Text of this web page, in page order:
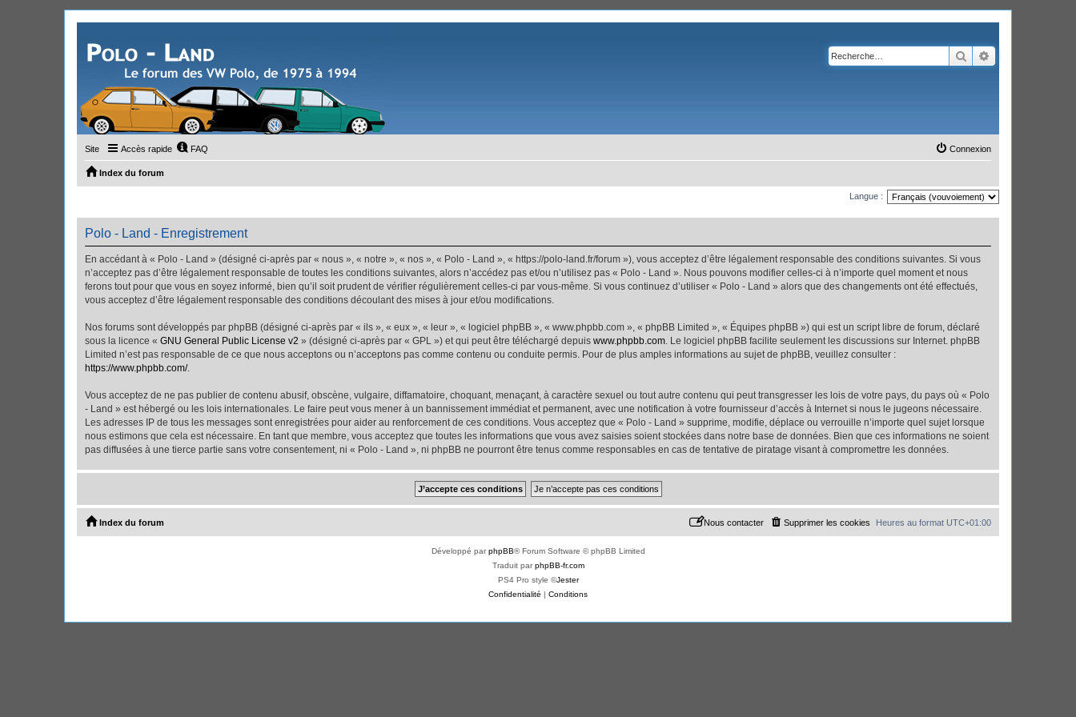
Rechercher
Site Accès rapide FAQ Connexion
Index du forum
Langue :
Polo - Land - Enregistrement
En accédant à « Polo - Land » (désigné ci-après par « nous », « notre », « nos », « Polo - Land », « https://polo-land.fr/forum »), vous acceptez d’être légalement responsable des conditions suivantes. Si vous
n’acceptez pas d’être légalement responsable de toutes les conditions suivantes, alors n’accédez pas et/ou n’utilisez pas « Polo - Land ». Nous pouvons modifier celles-ci à n’importe quel moment et nous
ferons tout pour que vous en soyez informé, bien qu’il soit prudent de vérifier régulièrement celles-ci par vous-même. Si vous continuez d’utiliser « Polo - Land » alors que des changements ont été effectués,
vous acceptez d’être légalement responsable des conditions découlant des mises à jour et/ou modifications.
Nos forums sont développés par phpBB (désigné ci-après par « ils », « eux », « leur », « logiciel phpBB », « www.phpbb.com », « phpBB Limited », « Équipes phpBB ») qui est un script libre de forum, déclaré
sous la licence « GNU General Public License v2 » (désigné ci-après par « GPL ») et qui peut être téléchargé depuis www.phpbb.com . Le logiciel phpBB facilite seulement les discussions sur Internet. phpBB
Limited n’est pas responsable de ce que nous acceptons ou n’acceptons pas comme contenu ou conduite permis. Pour de plus amples informations au sujet de phpBB, veuillez consulter :
https://www.phpbb.com/.
Vous acceptez de ne pas publier de contenu abusif, obscène, vulgaire, diffamatoire, choquant, menaçant, à caractère sexuel ou tout autre contenu qui peut transgresser les lois de votre pays, du pays où « Polo
- Land » est hébergé ou les lois internationales. Le faire peut vous mener à un bannissement immédiat et permanent, avec une notification à votre fournisseur d’accès à Internet si nous le jugeons nécessaire.
Les adresses IP de tous les messages sont enregistrées pour aider au renforcement de ces conditions. Vous acceptez que « Polo - Land » supprime, modifie, déplace ou verrouille n’importe quel sujet lorsque
nous estimons que cela est nécessaire. En tant que membre, vous acceptez que toutes les informations que vous avez saisies soient stockées dans notre base de données. Bien que ces informations ne soient
pas diffusées à une tierce partie sans votre consentement, ni « Polo - Land », ni phpBB ne pourront être tenus comme responsables en cas de tentative de piratage visant à compromettre les données.
Index du forum Heures au format UTC+01:00
Supprimer les cookies
Nous contacter
Développé parphpBB® Forum Software © phpBB Limited
Traduit parphpBB-fr.com
PS4 Pro style ©Jester
Confidentialité | Conditions